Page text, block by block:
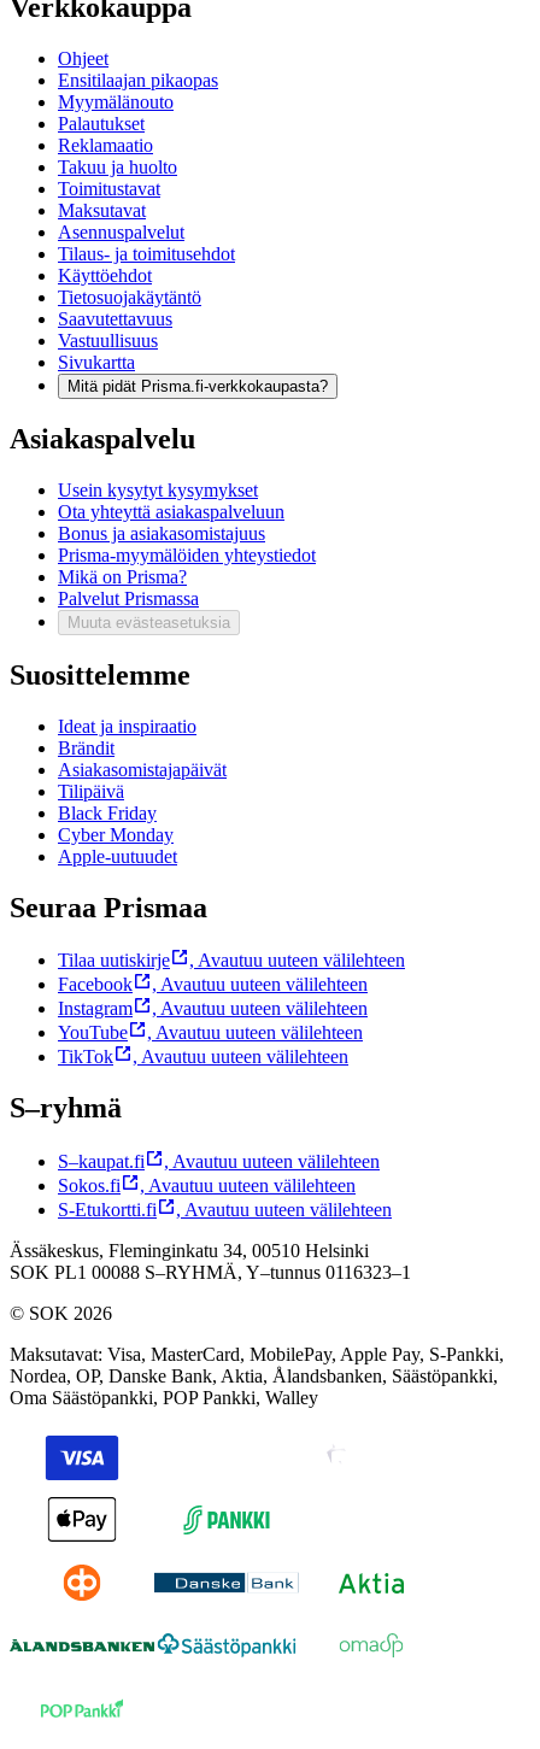
Verkkokauppa
Ohjeet
Ensitilaajan pikaopas
Myymälänouto
Palautukset
Reklamaatio
Takuu ja huolto
Toimitustavat
Maksutavat
Asennuspalvelut
Tilaus- ja toimitusehdot
Käyttöehdot
Tietosuojakäytäntö
Saavutettavuus
Vastuullisuus
Sivukartta
Mitä pidät Prisma.fi-verkkokaupasta?
Asiakaspalvelu
Usein kysytyt kysymykset
Ota yhteyttä asiakaspalveluun
Bonus ja asiakasomistajuus
Prisma-myymälöiden yhteystiedot
Mikä on Prisma?
Palvelut Prismassa
Muuta evästeasetuksia
Suosittelemme
Ideat ja inspiraatio
Brändit
Asiakasomistajapäivät
Tilipäivä
Black Friday
Cyber Monday
Apple-uutuudet
Seuraa Prismaa
Tilaa uutiskirje , Avautuu uuteen välilehteen
Facebook
, Avautuu uuteen välilehteen
Instagram
, Avautuu uuteen välilehteen
YouTube
, Avautuu uuteen välilehteen
TikTok
, Avautuu uuteen välilehteen
S–ryhmä
S–kaupat.fi , Avautuu uuteen välilehteen
Sokos.fi
, Avautuu uuteen välilehteen
S-Etukortti.fi
, Avautuu uuteen välilehteen
Ässäkeskus, Fleminginkatu 34, 00510 Helsinki
SOK PL1 00088 S–RYHMÄ, Y–tunnus 0116323–1
© SOK 2026
Maksutavat: Visa, MasterCard, MobilePay, Apple Pay, S-Pankki,
Nordea, OP, Danske Bank, Aktia, Ålandsbanken, Säästöpankki,
Oma Säästöpankki, POP Pankki, Walley